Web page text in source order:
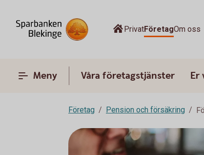
PrivatFöretagOm oss
Meny Våra företagstjänster Er
Företag Pension och försäkring